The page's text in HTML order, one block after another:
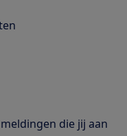
die jij aan